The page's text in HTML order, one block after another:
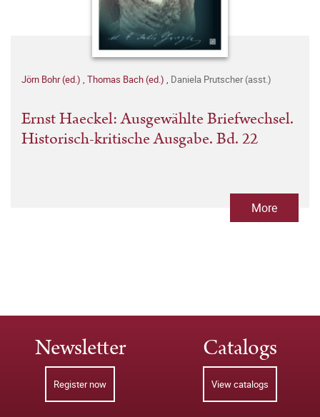
Jörn Bohr (ed.) , Thomas Bach (ed.) , Daniela Prutscher (asst.)
Ernst Haeckel: Ausgewählte Briefwechsel.
Historisch-kritische Ausgabe. Bd. 22
More
Newsletter
Register now
Catalogs
View catalogs